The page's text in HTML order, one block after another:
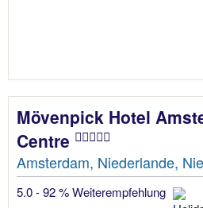
Mövenpick Hotel
Centre
Amsterdam, Niederlande,
5.0 - 92 % Weiterempfehlung